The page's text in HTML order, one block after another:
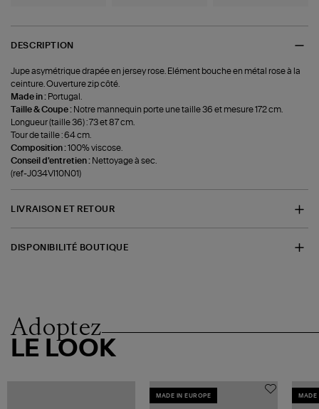
DESCRIPTION
Jupe asymétrique drapée en jersey rose. Elément bouche en métal rose à la
ceinture. Ouverture zip côté.
Made in : Portugal.
Taille & Coupe : Notre mannequin porte une taille 36 et mesure 172 cm.
Longueur (taille 36) : 73 et 87 cm.
Tour de taille : 64 cm.
Composition :100% viscose.
Conseil d'entretien : Nettoyage à sec.
(ref-J034VI10N01)
LIVRAISON ET RETOUR
DISPONIBILITÉ BOUTIQUE
Adoptez
LE LOOK
MADE IN EUROPE MADE